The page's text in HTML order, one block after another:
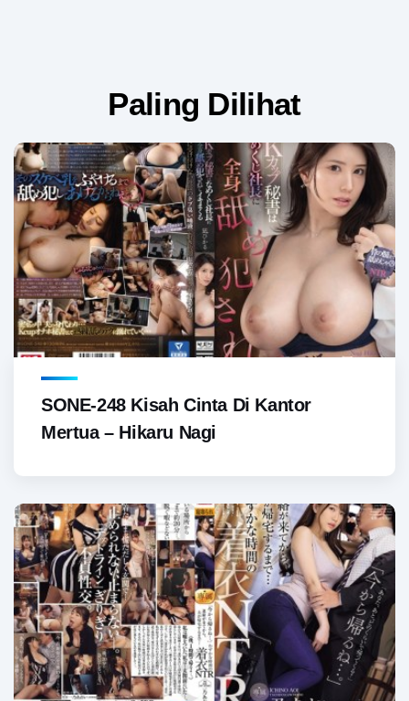
Paling Dilihat
SONE-248 Kisah Cinta Di Kantor
Mertua – Hikaru Nagi